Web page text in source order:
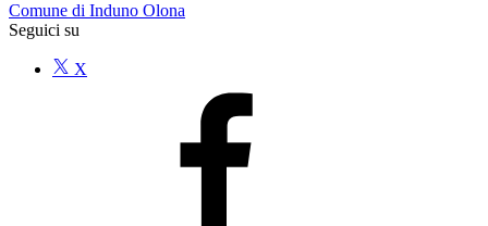
Comune di Induno Olona
Seguici su
X